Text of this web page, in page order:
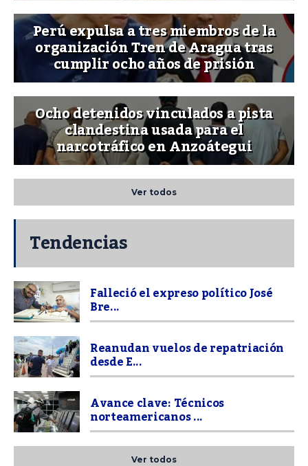
Perú expulsa a tres miembros de la
organización Tren de Aragua tras
cumplir ocho años de prisión
Ocho detenidos vinculados a pista
clandestina usada para el
narcotráfico en Anzoátegui
Ver todos
Tendencias
Falleció el expreso político José
Bre...
Reanudan vuelos de repatriación
desde E...
Avance clave: Técnicos
norteamericanos ...
Ver todos